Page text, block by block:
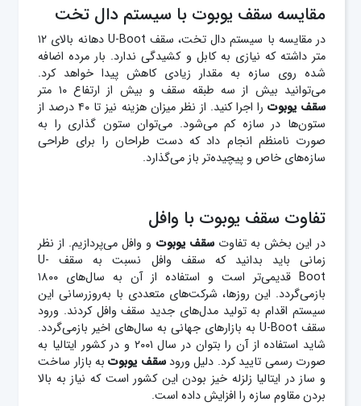
مقایسه سقف یوبوت با سیستم دال تخت
در مقایسه با سیستم دال تخت، سقف U-Boot دهانه بالای ۱۲
متر داشته که نیازی به کابل و کشیدگی ندارد. بار مرده اضافه
شده روی سازه به مقدار زیادی کاهش پیدا خواهد کرد.
می‌توانید بیش از سه طبقه سقف و بیش از ارتفاع ۱۰ متر
سقف یوبوت
را اجرا کنید. از نظر میزان هزینه نیز تا ۴۰ درصد از
ستون‌ها در سازه کم می‌شود. می‌توان ستون گذاری را به
صورت نامنظم انجام داد که دست طراحان را برای طراحی
سازه‌های خاص و پیچیده‌تر باز می‌گذارد.
تفاوت سقف یوبوت با وافل
در این بخش به تفاوتسقف یوبوت و وافل می‌پردازیم. از نظر
زمانی باید بدانید که سقف وافل نسبت به سقف U-
Boot قدیمی‌تر است و استفاده از آن به سال‌های ۱۸۰۰
بازمی‌گردد. این روزها، شرکت‌های متعددی با به‌روزرسانی این
سیستم اقدام به تولید مدل‌های جدید سقف وافل کردند. ورود
سقف U-Boot به بازارهای جهانی به سال‌های اخیر بازمی‌گردد.
شاید استفاده از آن را بتوان در سال ۲۰۰۱ و در کشور ایتالیا به
صورت رسمی تایید کرد. دلیل ورودسقف یوبوتبه بازار ساخت
و ساز در ایتالیا زلزله خیز بودن این کشور است که نیاز به بالا
بردن مقاوم سازه را افزایش داده است.